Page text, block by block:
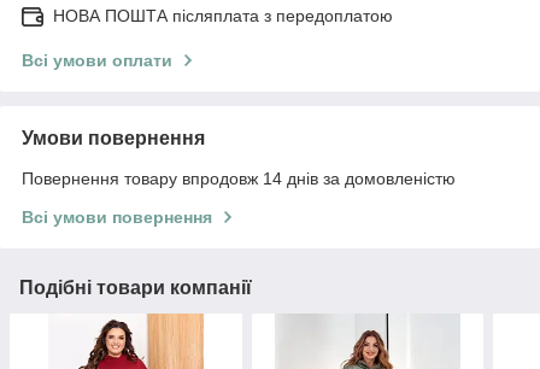
НОВА ПОШТА післяплата з передоплатою
Всі умови оплати
Умови повернення
Повернення товару впродовж 14 днів за домовленістю
Всі умови повернення
Подібні товари компанії